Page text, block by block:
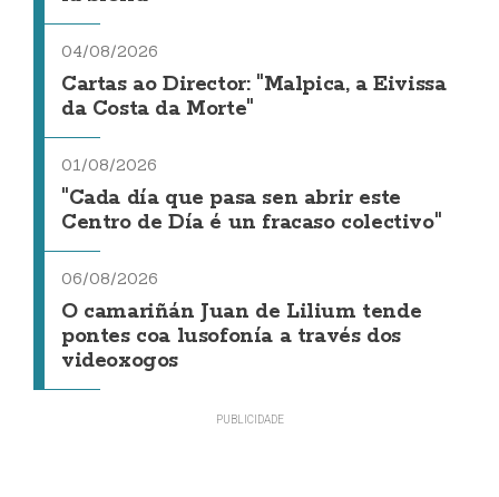
04/08/2026
Cartas ao Director: "Malpica, a Eivissa
da Costa da Morte"
01/08/2026
"Cada día que pasa sen abrir este
Centro de Día é un fracaso colectivo"
06/08/2026
O camariñán Juan de Lilium tende
pontes coa lusofonía a través dos
videoxogos